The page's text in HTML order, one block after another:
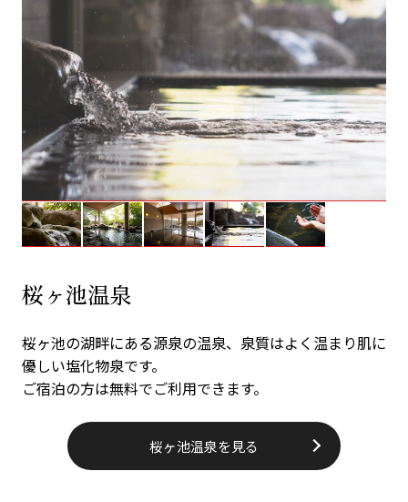
桜ヶ池温泉
桜ヶ池の湖畔にある源泉の温泉、泉質はよく温まり肌に
優しい塩化物泉です。
ご宿泊の方は無料でご利用できます。
桜ヶ池温泉を見る